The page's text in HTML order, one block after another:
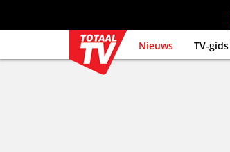
Nieuws TV-gids